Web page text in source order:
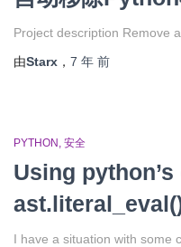
Project description Remove
由Starx ， 7 年 前
PYTHON 安全
Using
I have a situation with some